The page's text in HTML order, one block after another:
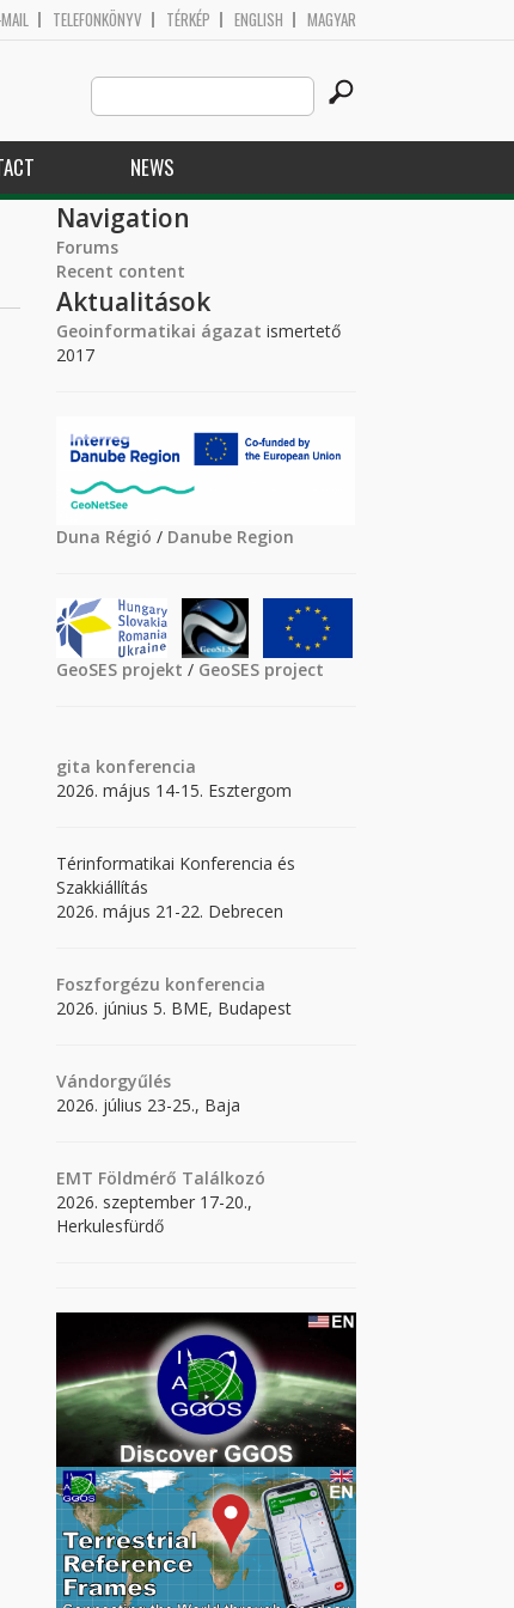
TELEFONKÖNYV TÉRKÉP ENGLISH MAGYAR
Search
this
site
NEWS
Navigation
Forums
Recent content
Aktualitások
Geoinformatikai ágazat ismertető
2017
Duna Régió / Danube Region
GeoSES projekt / GeoSES project
gita konferencia
2026. május 14-15. Esztergom
Térinformatikai Konferencia és
Szakkiállítás
2026. május 21-22. Debrecen
Foszforgézu konferencia
2026. június 5. BME, Budapest
Vándorgyűlés
2026. július 23-25., Baja
EMT Földmérő Találkozó
2026. szeptember 17-20.,
Herkulesfürdő